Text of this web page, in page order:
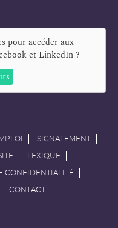
pour accéder aux
et LinkedIn?
SIGNALEMENT
LEXIQUE
CONFIDENTIALITÉ
CONTACT